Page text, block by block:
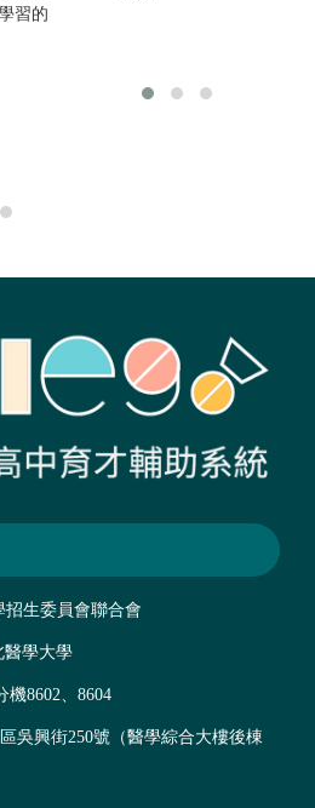
習的
招生委員會聯合會
醫學大學
機8602、8604
吳興街250號（醫學綜合大樓後棟